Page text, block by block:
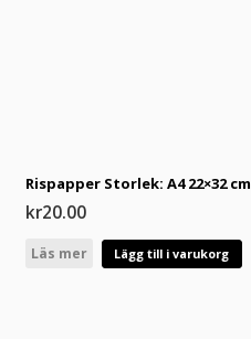
Rispapper Storlek: A4 22×32 cm
kr20.00
Läs mer Lägg till i varukorg